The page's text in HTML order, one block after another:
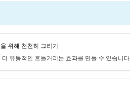
위해 천천히 그리기
유동적인 흔들거리는 효과를 만들 수 있습니다